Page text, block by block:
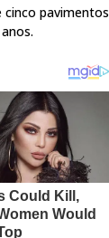
cinco pavimentos